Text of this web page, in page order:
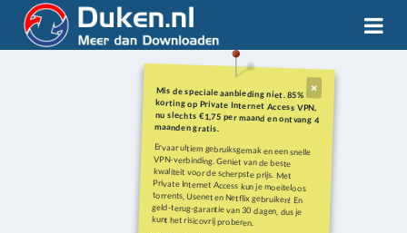
Mis de speciale aanbieding niet. 85%
korting op Private Internet Access VPN,
nu slechts €1,75 per maand en ontvang 4
maanden gratis.
Ervaar ultiem gebruiksgemak en een snelle
VPN-verbinding. Geniet van de beste
kwaliteit voor de scherpste prijs. Met
Private Internet Access kun je moeiteloos
torrents, Usenet en Netflix gebruiken! En
geld-terug-garantie van 30 dagen, dus je
kunt het risicovrij proberen.